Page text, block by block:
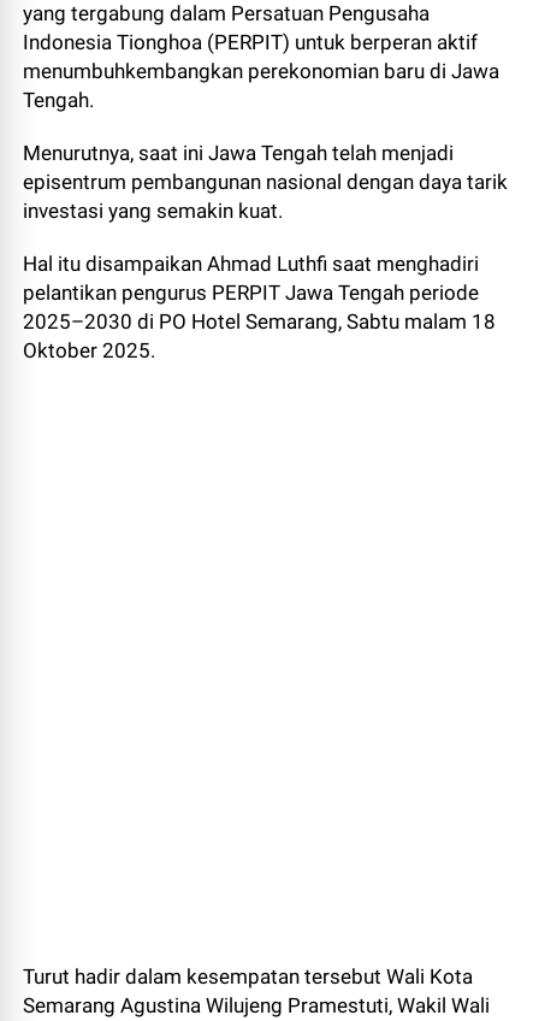
yang tergabung dalam Persatuan Pengusaha
Indonesia Tionghoa (PERPIT) untuk berperan aktif
menumbuhkembangkan perekonomian baru di Jawa
Tengah.
Menurutnya, saat ini Jawa Tengah telah menjadi
episentrum pembangunan nasional dengan daya tarik
investasi yang semakin kuat.
Hal itu disampaikan Ahmad Luthfi saat menghadiri
pelantikan pengurus PERPIT Jawa Tengah periode
2025–2030 di PO Hotel Semarang, Sabtu malam 18
Oktober 2025.
Turut hadir dalam kesempatan tersebut Wali Kota
Semarang Agustina Wilujeng Pramestuti, Wakil Wali